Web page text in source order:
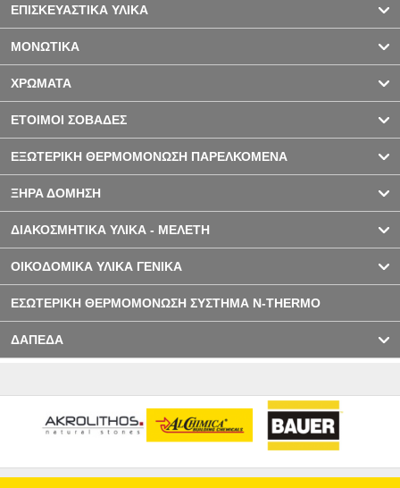
ΕΠΙΣΚΕΥΑΣΤΙΚΑ ΥΛΙΚΑ
ΜΟΝΩΤΙΚΑ
ΧΡΩΜΑΤΑ
ΕΤΟΙΜΟΙ ΣΟΒΑΔΕΣ
ΕΞΩΤΕΡΙΚΗ ΘΕΡΜΟΜΟΝΩΣΗ ΠΑΡΕΛΚΟΜΕΝΑ
ΞΗΡΑ ΔΟΜΗΣΗ
ΔΙΑΚΟΣΜΗΤΙΚΑ ΥΛΙΚΑ - ΜΕΛΕΤΗ
ΟΙΚΟΔΟΜΙΚΑ ΥΛΙΚΑ ΓΕΝΙΚΑ
ΕΣΩΤΕΡΙΚΗ ΘΕΡΜΟΜΟΝΩΣΗ ΣΥΣΤΗΜΑ N-THERMO
ΔΑΠΕΔΑ